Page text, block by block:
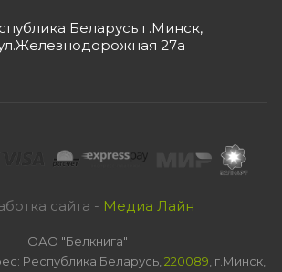
Беларусь г.Минск,
27а
сайта - Медиа Лайн
ОАО "Белкнига"
Республика Беларусь, 220089 , г.Минск,